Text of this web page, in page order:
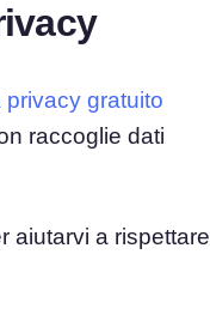
gratuito
raccoglie dati
aiutarvi a rispettare